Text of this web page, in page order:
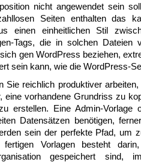
nicht angewendet sein
Seiten enthalten das
einen einheitlichen Stil
Tags, die in solchen Dateien
gen WordPress beziehen,
sein kann, wie die WordPress-
Sie reichlich produktiver
vorhandene Grundriss zu
Eine Admin-Vorlage
Datensätzen benötigen,
sein der perfekte Pfad, um
Vorlagen besteht
gespeichert sind,